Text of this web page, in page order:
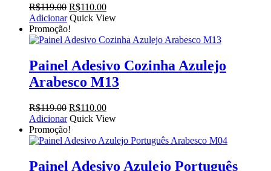
R$119.00 O
preço
original
era:
R$110.00O
preço
é:
Adicionar Quick View
Promoção!
Painel Adesivo Cozinha Azulejo
Arabesco M13
R$119.00 O
preço
original
era:
R$110.00O
preço
é:
Adicionar Quick View
Promoção!
Painel Adesivo Azulejo Português